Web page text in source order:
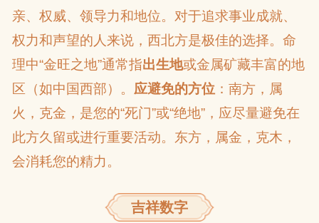
亲、权威、领导力和地位。对于追求事业成就、
权力和声望的人来说，西北方是极佳的选择。命
理中“金旺之地”通常指出生地或金属矿藏丰富的地
区（如中国西部）。 应避免的方位 ：南方，属
火，克金，是您的“死门”或“绝地”，应尽量避免在
此方久留或进行重要活动。东方，属金，克木，
会消耗您的精力。
吉祥数字